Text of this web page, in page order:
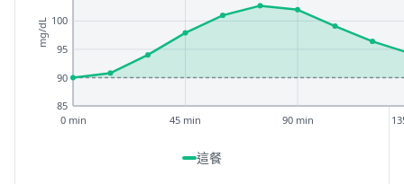
85
90
95
100
0 min 45 min 90 min
mg/dL
這餐